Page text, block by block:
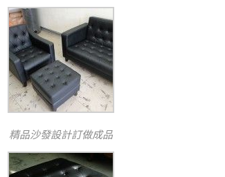
精品沙發設計訂做成品